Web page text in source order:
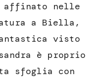
affinato nelle
a Biella,
visto
è proprio
sfoglia con